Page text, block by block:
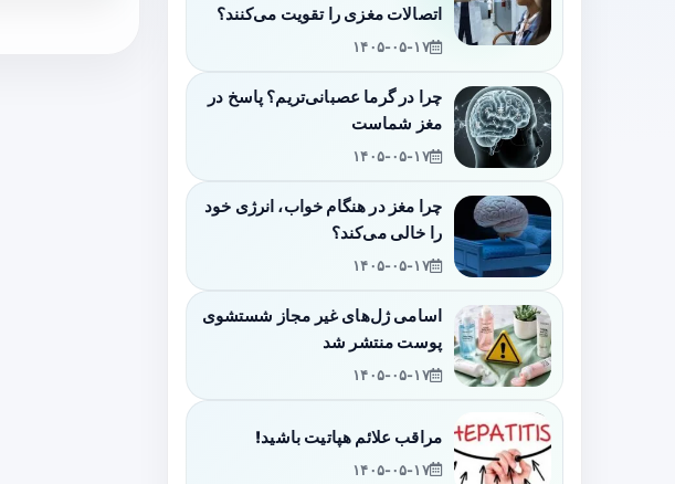
اتصالات مغزی را تقویت می‌کنند؟
۱۴۰۵-۰۵-۱۷
چرا در گرما عصبانی‌تریم؟ پاسخ در
مغز شماست
۱۴۰۵-۰۵-۱۷
چرا مغز در هنگام خواب، انرژی خود
را خالی می‌کند؟
۱۴۰۵-۰۵-۱۷
اسامی ژل‌های غیر مجاز شستشوی
پوست منتشر شد
۱۴۰۵-۰۵-۱۷
مراقب علائم هپاتیت باشید!
۱۴۰۵-۰۵-۱۷